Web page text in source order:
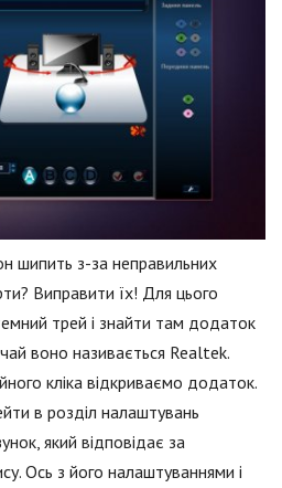
шипить з-за неправильних
Виправити їх! Для цього
трей і знайти там додаток
воно називається Realtek.
кліка відкриваємо додаток.
в розділ налаштувань
який відповідає за
Ось з його налаштуваннями і